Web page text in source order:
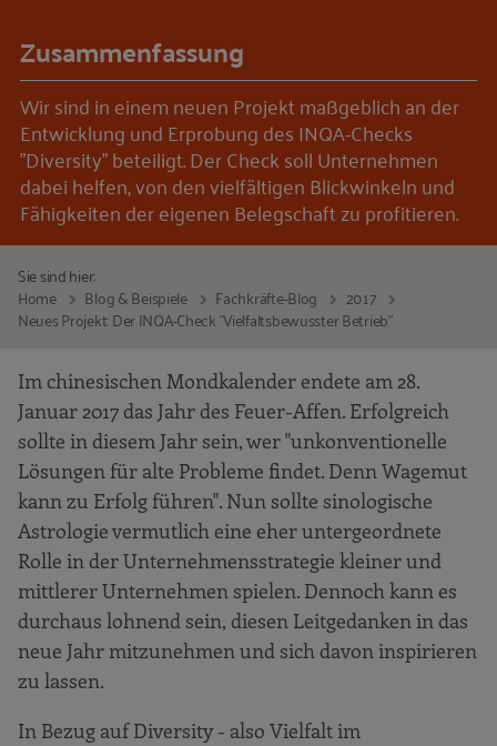
Zusammenfassung
Wir sind in einem neuen Projekt maßgeblich an der
Entwicklung und Erprobung des INQA-Checks
"Diversity" beteiligt. Der Check soll Unternehmen
dabei helfen, von den vielfältigen Blickwinkeln und
Fähigkeiten der eigenen Belegschaft zu profitieren.
Sie sind hier:
Home
Blog & Beispiele Fachkräfte-Blog
2017
Neues Projekt: Der INQA-Check "Vielfaltsbewusster Betrieb"
Im chinesischen Mondkalender endete am 28.
Januar 2017 das Jahr des Feuer-Affen. Erfolgreich
sollte in diesem Jahr sein, wer "unkonventionelle
Lösungen für alte Probleme findet. Denn Wagemut
kann zu Erfolg führen". Nun sollte sinologische
Astrologie vermutlich eine eher untergeordnete
Rolle in der Unternehmensstrategie kleiner und
mittlerer Unternehmen spielen. Dennoch kann es
durchaus lohnend sein, diesen Leitgedanken in das
neue Jahr mitzunehmen und sich davon inspirieren
zu lassen.
In Bezug auf Diversity - also Vielfalt im